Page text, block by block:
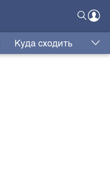
Куда сходить